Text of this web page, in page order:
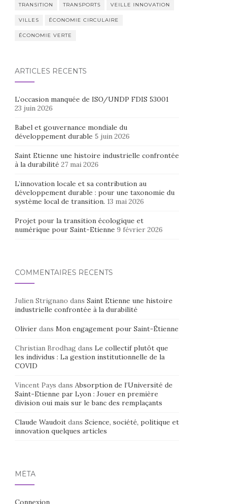
TRANSITION TRANSPORTS VEILLE INNOVATION
VILLES ÉCONOMIE CIRCULAIRE
ÉCONOMIE VERTE
ARTICLES RÉCENTS
L’occasion manquée de ISO/UNDP FDIS 53001
23 juin 2026
Babel et gouvernance mondiale du
développement durable 5 juin 2026
Saint Etienne une histoire industrielle confrontée
à la durabilité 27 mai 2026
L’innovation locale et sa contribution au
développement durable : pour une taxonomie du
système local de transition. 13 mai 2026
Projet pour la transition écologique et
numérique pour Saint-Etienne 9 février 2026
COMMENTAIRES RÉCENTS
Julien Strignano dans Saint Etienne une histoire
industrielle confrontée à la durabilité
Olivierdans Mon engagement pour Saint-Étienne
Christian Brodhagdans Le collectif plutôt que
les individus : La gestion institutionnelle de la
COVID
Vincent Pays dans Absorption de l’Université de
Saint-Etienne par Lyon : Jouer en première
division oui mais sur le banc des remplaçants
Claude Waudoitdans Science, société, politique et
innovation quelques articles
MÉTA
Connexion